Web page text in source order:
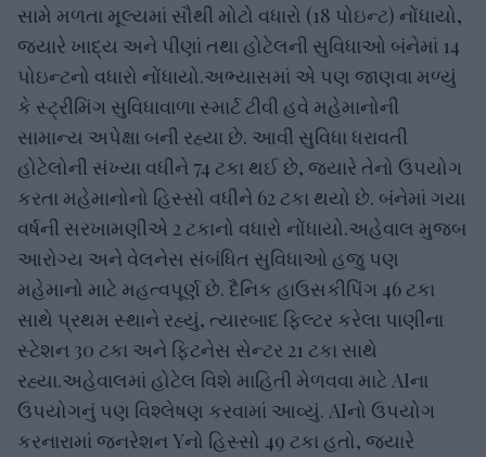
સામે મળતા મૂલ્યમાં સૌથી મોટો વધારો (18 પોઇન્ટ) નોંધાયો,
જ્યારે ખાદ્ય અને પીણાં તથા હોટેલની સુવિધાઓ બંનેમાં 14
પોઇન્ટનો વધારો નોંધાયો.અભ્યાસમાં એ પણ જાણવા મળ્યું
કે સ્ટ્રીમિંગ સુવિધાવાળા સ્માર્ટ ટીવી હવે મહેમાનોની
સામાન્ય અપેક્ષા બની રહ્યા છે. આવી સુવિધા ધરાવતી
હોટેલોની સંખ્યા વધીને 74 ટકા થઈ છે, જ્યારે તેનો ઉપયોગ
કરતા મહેમાનોનો હિસ્સો વધીને 62 ટકા થયો છે. બંનેમાં ગયા
વર્ષની સરખામણીએ 2 ટકાનો વધારો નોંધાયો.અહેવાલ મુજબ
આરોગ્ય અને વેલનેસ સંબંધિત સુવિધાઓ હજુ પણ
મહેમાનો માટે મહત્વપૂર્ણ છે. દૈનિક હાઉસકીપિંગ 46 ટકા
સાથે પ્રથમ સ્થાને રહ્યું, ત્યારબાદ ફિલ્ટર કરેલા પાણીના
સ્ટેશન 30 ટકા અને ફિટનેસ સેન્ટર 21 ટકા સાથે
રહ્યા.અહેવાલમાં હોટેલ વિશે માહિતી મેળવવા માટે AIના
ઉપયોગનું પણ વિશ્લેષણ કરવામાં આવ્યું. AIનો ઉપયોગ
કરનારામાં જનરેશન Yનો હિસ્સો 49 ટકા હતો, જ્યારે